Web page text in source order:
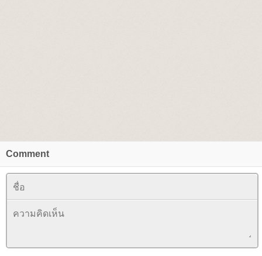
Comment